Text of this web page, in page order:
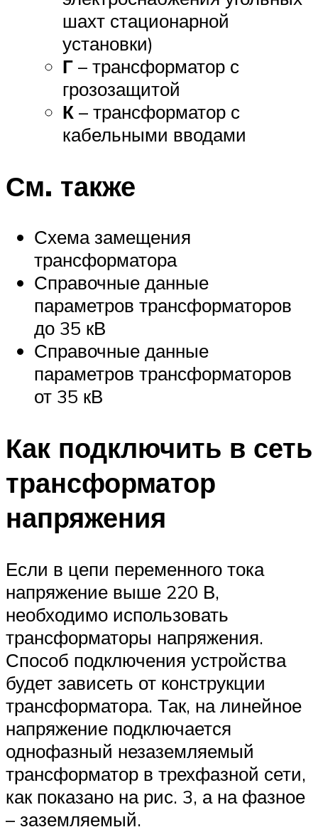
шахт стационарной
установки)
Г – трансформатор с
грозозащитой
К – трансформатор с
кабельными вводами
См. также
Схема замещения
трансформатора
Справочные данные
параметров трансформаторов
до 35 кВ
Справочные данные
параметров трансформаторов
от 35 кВ
Как подключить в сеть
трансформатор
напряжения
Если в цепи переменного тока
напряжение выше 220 В,
необходимо использовать
трансформаторы напряжения.
Способ подключения устройства
будет зависеть от конструкции
трансформатора. Так, на линейное
напряжение подключается
однофазный незаземляемый
трансформатор в трехфазной сети,
как показано на рис. 3, а на фазное
– заземляемый.